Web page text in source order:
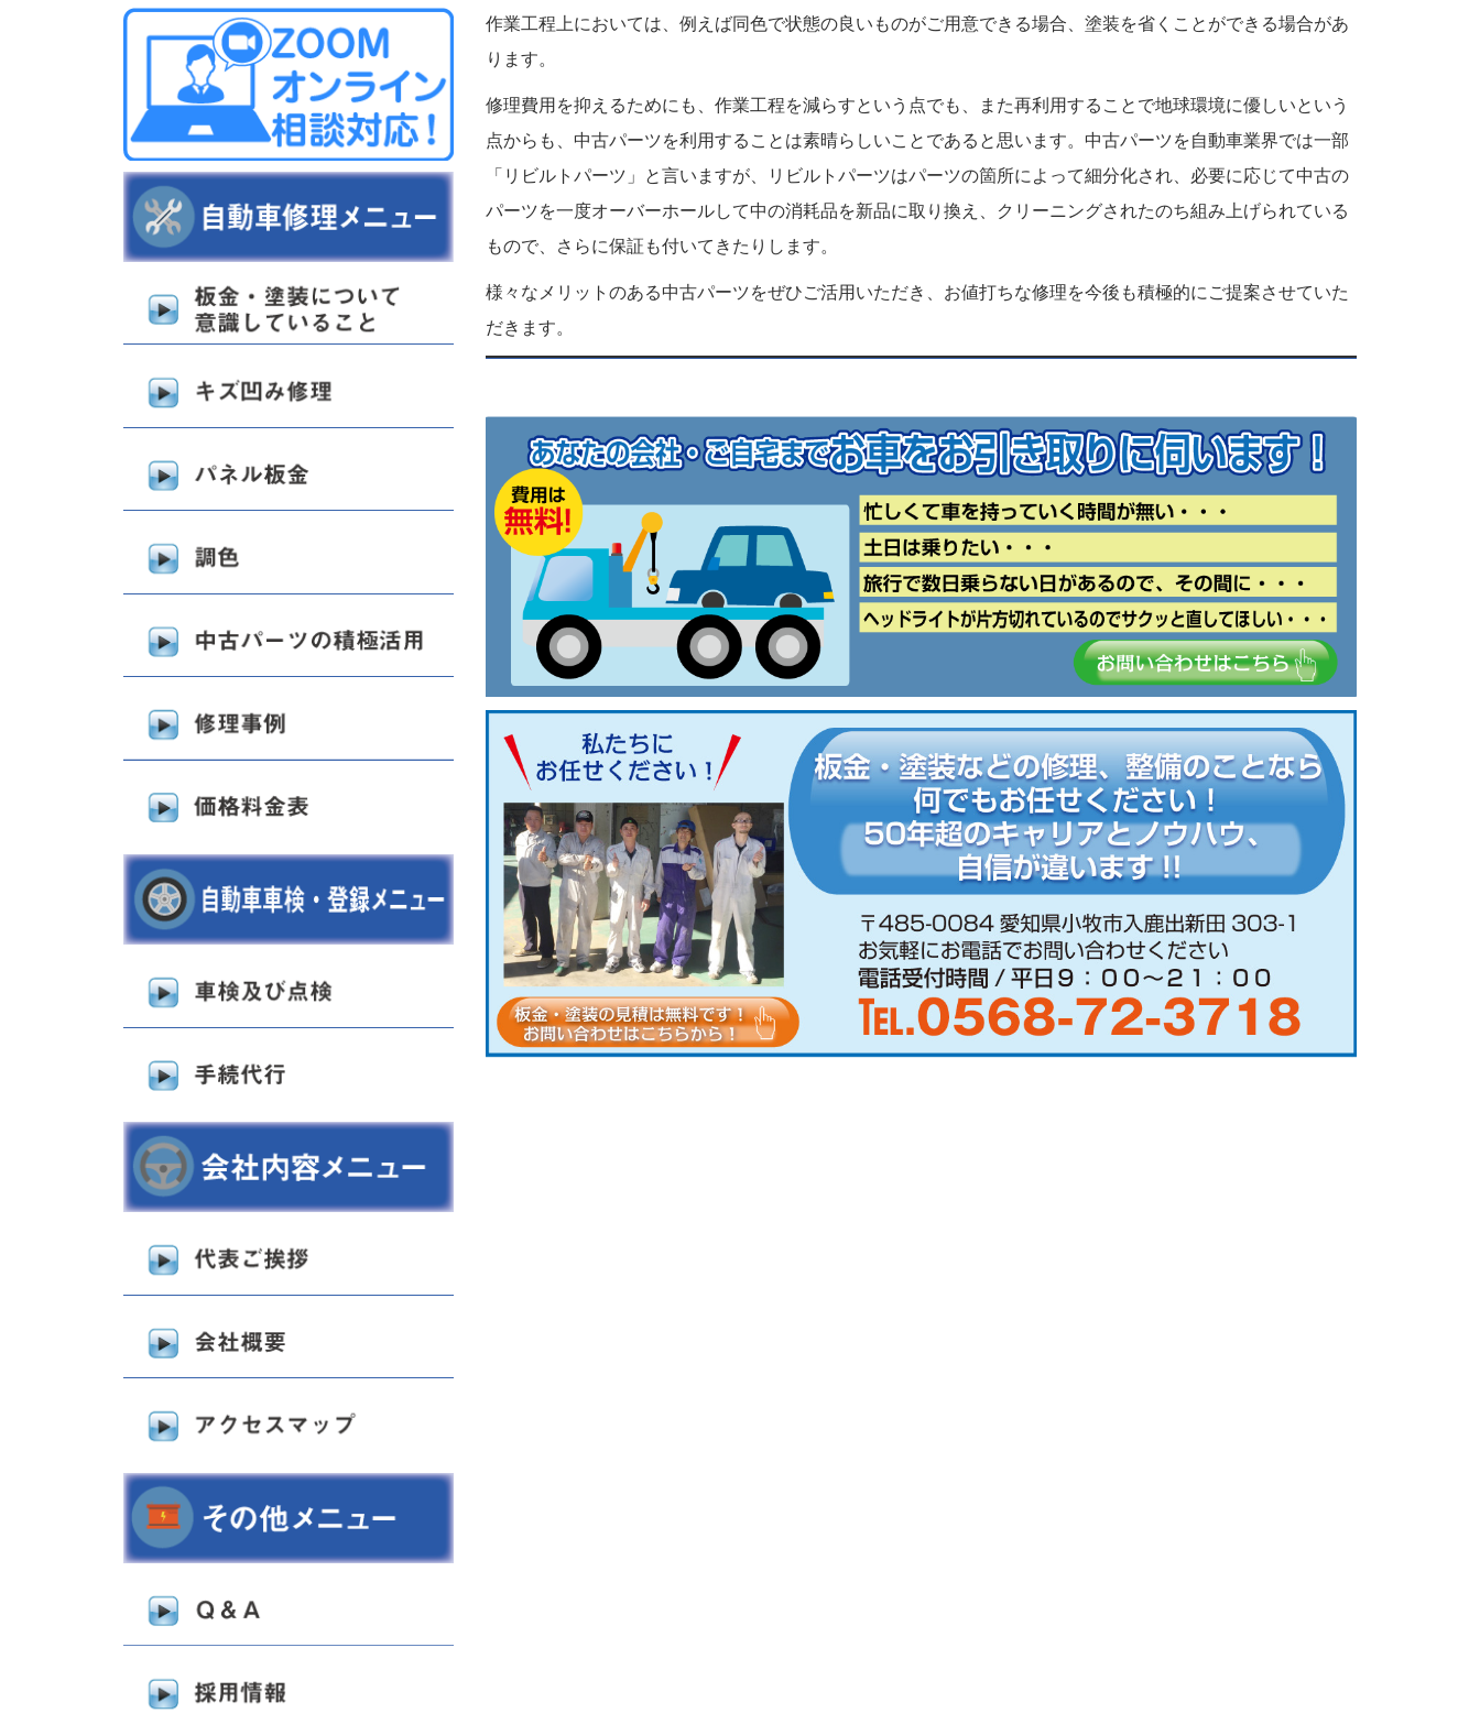
作業工程上においては、例えば同色で状態の良いものがご用意できる場合、塗装を省くことができる場合があ
ります。
修理費用を抑えるためにも、作業工程を減らすという点でも、また再利用することで地球環境に優しいという
点からも、中古パーツを利用することは素晴らしいことであると思います。中古パーツを自動車業界では一部
「リビルトパーツ」と言いますが、リビルトパーツはパーツの箇所によって細分化され、必要に応じて中古の
パーツを一度オーバーホールして中の消耗品を新品に取り換え、クリーニングされたのち組み上げられている
もので、さらに保証も付いてきたりします。
様々なメリットのある中古パーツをぜひご活用いただき、お値打ちな修理を今後も積極的にご提案させていた
だきます。